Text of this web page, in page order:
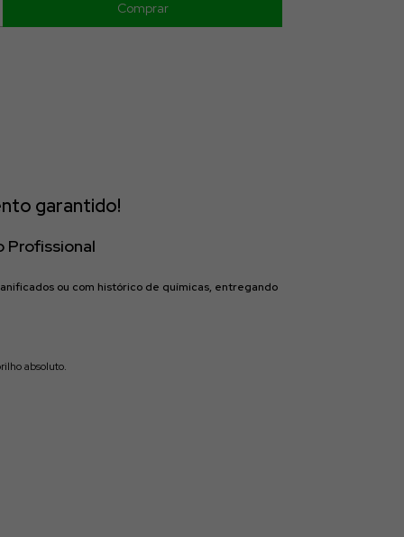
garantido!
Profissional
ou com histórico de químicas, entregando
absoluto.